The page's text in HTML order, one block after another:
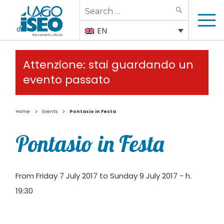
Search
for:
EN
Attenzione: stai guardando un
evento passato
Home > Events > Pontasio in Festa
Pontasio in Festa
From Friday 7 July 2017 to Sunday 9 July 2017 - h.
19:30